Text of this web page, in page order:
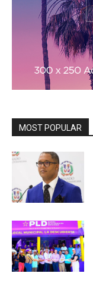
MOST POPULAR